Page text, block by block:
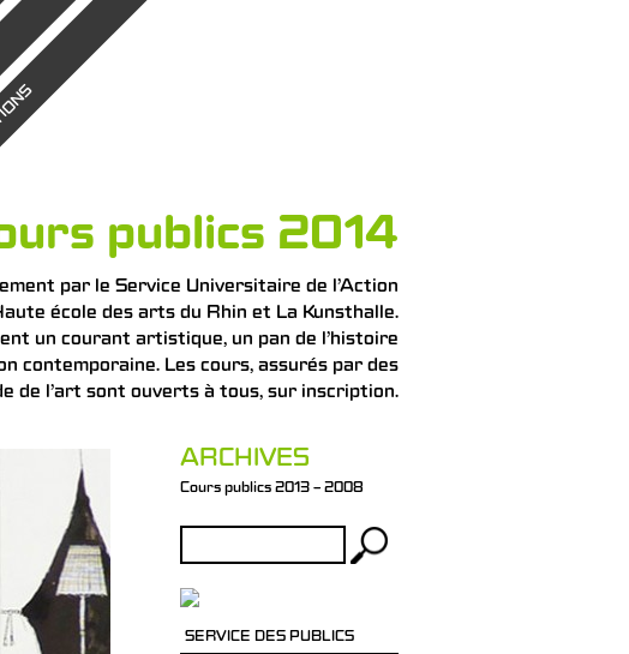
publics 2014
par le Service Universitaire de l’Action
école des arts du Rhin et La Kunsthalle.
un courant artistique, un pan de l’histoire
contemporaine. Les cours, assurés par des
de l’art sont ouverts à tous, sur inscription.
ARCHIVES
Cours publics 2013 – 2008
SERVICE DES PUBLICS